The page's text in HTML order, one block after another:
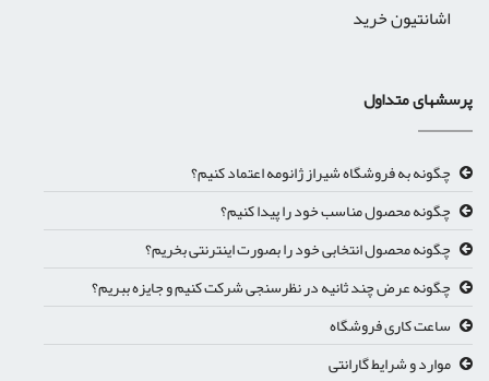
اشانتیون خرید
پرسشهای متداول
چگونه به فروشگاه شیراز ژانومه اعتماد کنیم؟
چگونه محصول مناسب خود را پیدا کنیم؟
چگونه محصول انتخابی خود را بصورت اینترنتی بخریم؟
چگونه عرض چند ثانیه در نظرسنجی شرکت کنیم و جایزه ببریم؟
ساعت کاری فروشگاه
موارد و شرایط گارانتی